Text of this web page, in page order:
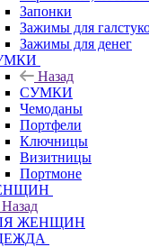
Запонки
Зажимы для
Зажимы для денег
Назад
СУМКИ
Чемоданы
Портфели
Ключницы
Визитницы
Портмоне
Назад
ЖЕНЩИН